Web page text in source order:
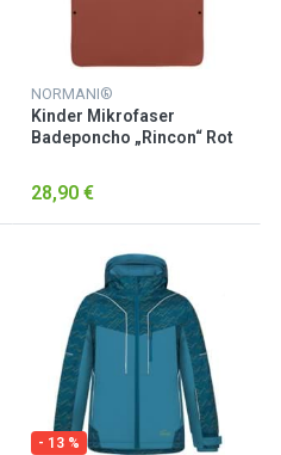
NORMANI®
Kinder Mikrofaser
Badeponcho „Rincon“ Rot
28,90 €
- 13 %